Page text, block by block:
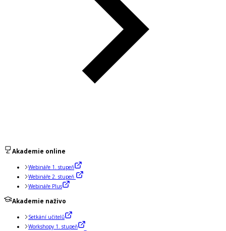
Akademie online
Webináře 1. stupeň
Webináře 2. stupeň
Webináře Plus
Akademie naživo
Setkání učitelů
Workshopy 1. stupeň